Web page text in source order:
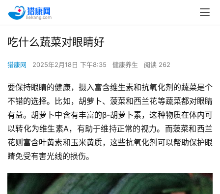
吃什么蔬菜对眼睛好
猎康网 2025年2月18日 下午8:35 健康养生 阅读 262
要保持眼睛的健康，摄入富含维生素和抗氧化剂的蔬菜是个
不错的选择。比如，胡萝卜、菠菜和西兰花等蔬菜都对眼睛
有益。胡萝卜中含有丰富的β-胡萝卜素，这种物质在体内可
以转化为维生素A，有助于维持正常的视力。而菠菜和西兰
花则富含叶黄素和玉米黄质，这些抗氧化剂可以帮助保护眼
睛免受有害光线的损伤。